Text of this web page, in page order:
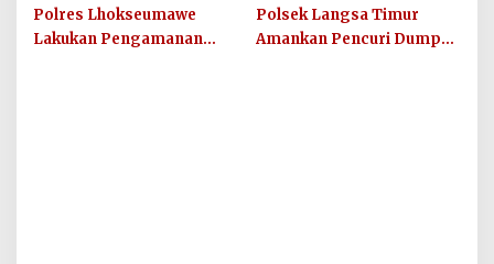
Paslon Walikota dan Wakil
Walikota
Polres Lhokseumawe
Lakukan Pengamanan
Polsek Langsa Timur
Amankan Pencuri Dump